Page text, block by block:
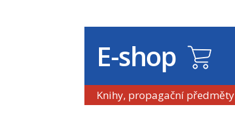
E-shop
Knihy, propagační předměty